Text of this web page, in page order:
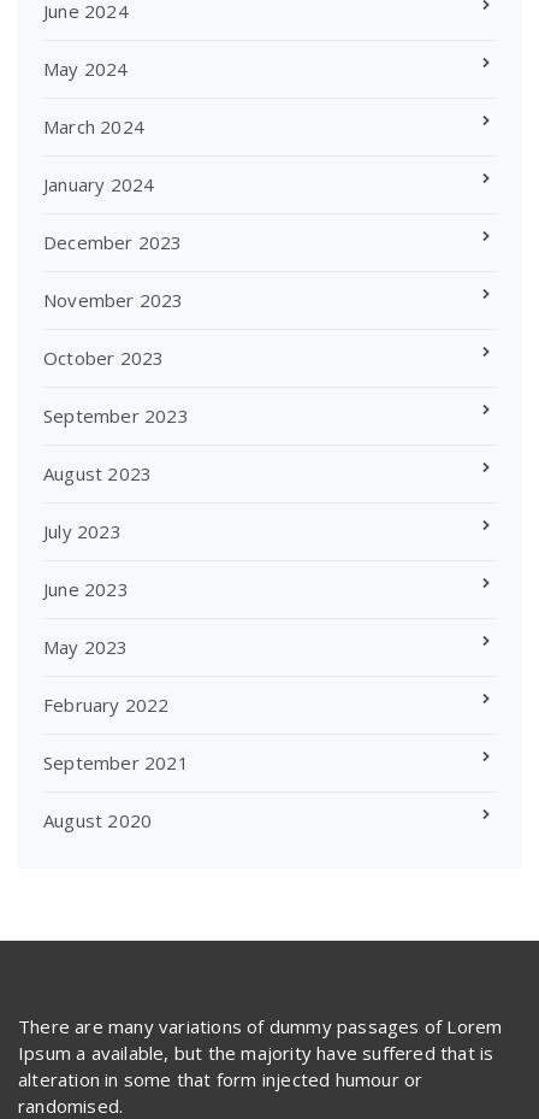
June 2024
May 2024
March 2024
January 2024
December 2023
November 2023
October 2023
September 2023
August 2023
July 2023
June 2023
May 2023
February 2022
September 2021
August 2020
There are many variations of dummy passages of Lorem
Ipsum a available, but the majority have suffered that is
alteration in some that form injected humour or
randomised.